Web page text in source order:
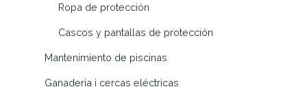
Ropa de protección
Cascos y pantallas de protección
Mantenimiento de piscinas
Ganadería i cercas eléctricas